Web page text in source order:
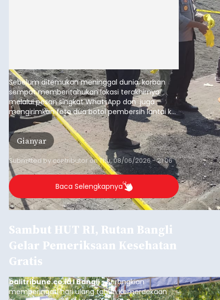
Sebelum ditemukan meninggal dunia, korban
sempat memberitahukan lokasi terakhirnya
melalui pesan singkat WhatsApp dan juga
mengirimkan foto dua botol pembersih lantai ke
istrinya.
Gianyar
Submitted by contributoronThu, 08/06/2026 - 21:06
Baca Selengkapnya
Sambut HUT RI, Rutan Bangli
Gelar Pemeriksaan Kesehatan
Gratis
balitribune.co.id I Bangli -Serangkian
memperingati hari ulang tahun Kemerdekaan